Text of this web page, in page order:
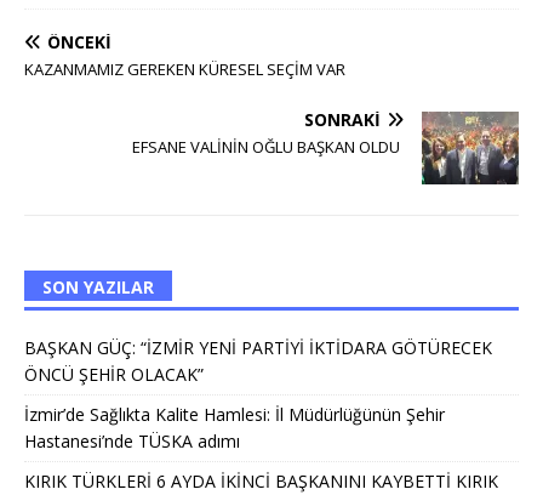
ÖNCEKI
KAZANMAMIZ GEREKEN KÜRESEL SEÇİM VAR
SONRAKI
EFSANE VALİNİN OĞLU BAŞKAN OLDU
SON YAZILAR
BAŞKAN GÜÇ: “İZMİR YENİ PARTİYİ İKTİDARA GÖTÜRECEK
ÖNCÜ ŞEHİR OLACAK”
İzmir’de Sağlıkta Kalite Hamlesi: İl Müdürlüğünün Şehir
Hastanesi’nde TÜSKA adımı
KIRIK TÜRKLERİ 6 AYDA İKİNCİ BAŞKANINI KAYBETTİ KIRIK